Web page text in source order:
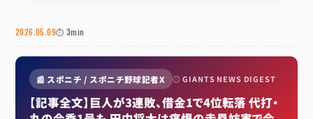
2026.05.09⏱ 3min
📰 スポニチ / スポニチ野球記者X ⚾ GIANTS NEWS DIGEST
【記事全文】巨人が3連敗、借金1で4位転落 代打・